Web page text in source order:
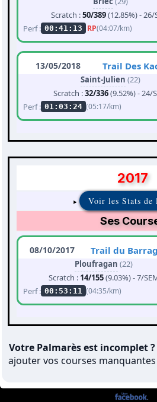
Scratch :50/389(12.85%) - 26/
Perf : 00:41:13 RP(04:07/km)
13/05/2018 Trail Des
Saint-Julien (22)
Scratch :32/336(9.52%) - 24/
Perf : 01:03:24 (05:17/km)
2017
Voir les Stats de
Ses
08/10/2017 Trail du
Ploufragan (22)
Scratch : 14/155(9.03%) - 7/
Perf : 00:53:11 (04:35/km)
Votre Palmarès est incomplet ?
ajouter vos courses manquantes